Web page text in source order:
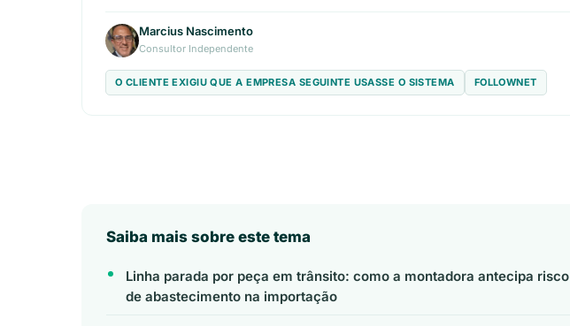
Marcius Nascimento
Consultor Independente
O CLIENTE EXIGIU QUE A EMPRESA SEGUINTE USASSE O SISTEMA FOLLOWNET
Saiba mais sobre este tema
Linha parada por peça em trânsito: como a montadora antecipa risco
de abastecimento na importação